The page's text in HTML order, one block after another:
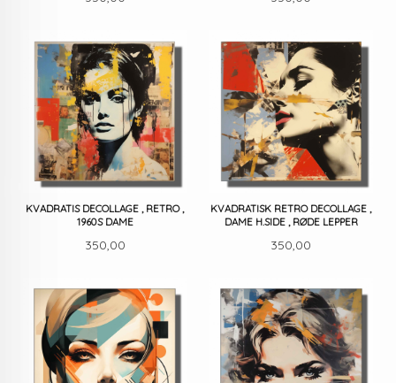
KVADRATIS DECOLLAGE , RETRO ,
1960S DAME
Pris
350,00
KVADRATISK RETRO DECOLLAGE ,
DAME H.SIDE , RØDE LEPPER
Pris
350,00